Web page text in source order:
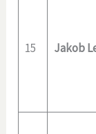
15 Jakob